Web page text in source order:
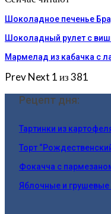
Шоколадное печенье
Шоколадный рулет с
Мармелад из кабачка с
PrevNext 1 из 381
Рецепт дня:
Тартинки из
Торт
Фокачча с
Яблочные и